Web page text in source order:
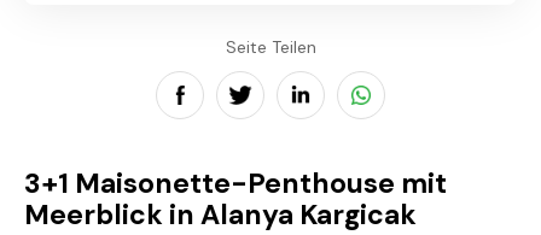
Seite Teilen
3+1 Maisonette-Penthouse mit
Meerblick in Alanya Kargicak